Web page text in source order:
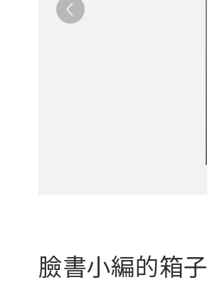
臉書小編的箱子